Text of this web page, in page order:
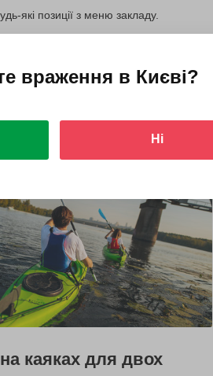
які позиції з меню закладу.
Подарувати
каяках для двох
враження в Києві?
Ні